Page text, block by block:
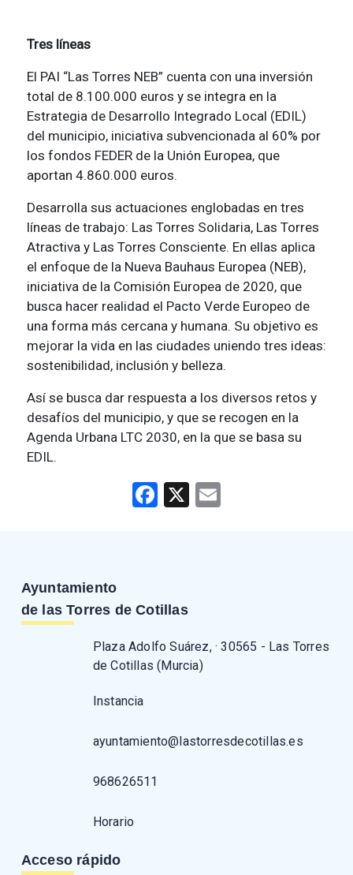
Tres líneas
El PAI “Las Torres NEB” cuenta con una inversión
total de 8.100.000 euros y se integra en la
Estrategia de Desarrollo Integrado Local (EDIL)
del municipio, iniciativa subvencionada al 60% por
los fondos FEDER de la Unión Europea, que
aportan 4.860.000 euros.
Desarrolla sus actuaciones englobadas en tres
líneas de trabajo: Las Torres Solidaria, Las Torres
Atractiva y Las Torres Consciente. En ellas aplica
el enfoque de la Nueva Bauhaus Europea (NEB),
iniciativa de la Comisión Europea de 2020, que
busca hacer realidad el Pacto Verde Europeo de
una forma más cercana y humana. Su objetivo es
mejorar la vida en las ciudades uniendo tres ideas:
sostenibilidad, inclusión y belleza.
Así se busca dar respuesta a los diversos retos y
desafíos del municipio, y que se recogen en la
Agenda Urbana LTC 2030, en la que se basa su
EDIL.
Facebook
X
Ayuntamiento
de las Torres de Cotillas
Plaza Adolfo Suárez, · 30565 - Las Torres
de Cotillas (Murcia)
Instancia
ayuntamiento@lastorresdecotillas.es
968626511
Horario
Acceso rápido